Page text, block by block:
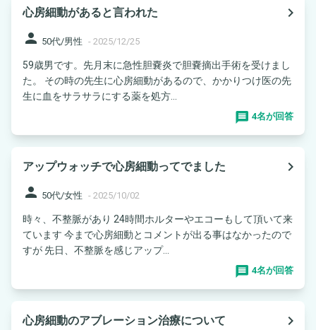
心房細動があると言われた
navigate_next
person 50代/男性 - 2025/12/25
59歳男です。先月末に急性胆嚢炎で胆嚢摘出手術を受けまし
た。 その時の先生に心房細動があるので、かかりつけ医の先
生に血をサラサラにする薬を処方...
4名が回答
アップウォッチで心房細動ってでました
navigate_next
person 50代/女性 - 2025/10/02
時々、不整脈があり 24時間ホルターやエコーもして頂いて来
ています 今まで心房細動とコメントが出る事はなかったので
すが 先日、不整脈を感じアップ...
4名が回答
心房細動のアブレーション治療について
navigate_next